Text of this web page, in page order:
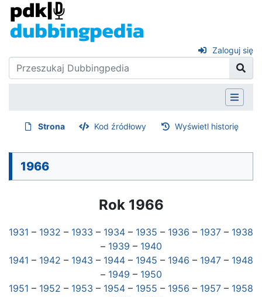
Zaloguj się
Strona Kod źródłowy Wyświetl historię
1966
Rok 1966
1931 – 1932 – 1933 – 1934 – 1935 – 1936 – 1937 – 1938
– 1939 – 1940
1941 – 1942 – 1943 – 1944 – 1945 – 1946 – 1947 – 1948
– 1949 – 1950
1951 – 1952 – 1953 – 1954 – 1955 – 1956 – 1957 – 1958